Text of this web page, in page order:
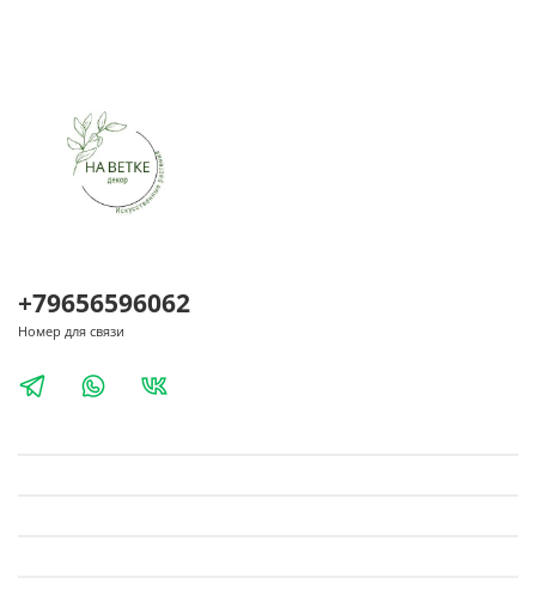
+79656596062
Номер для связи